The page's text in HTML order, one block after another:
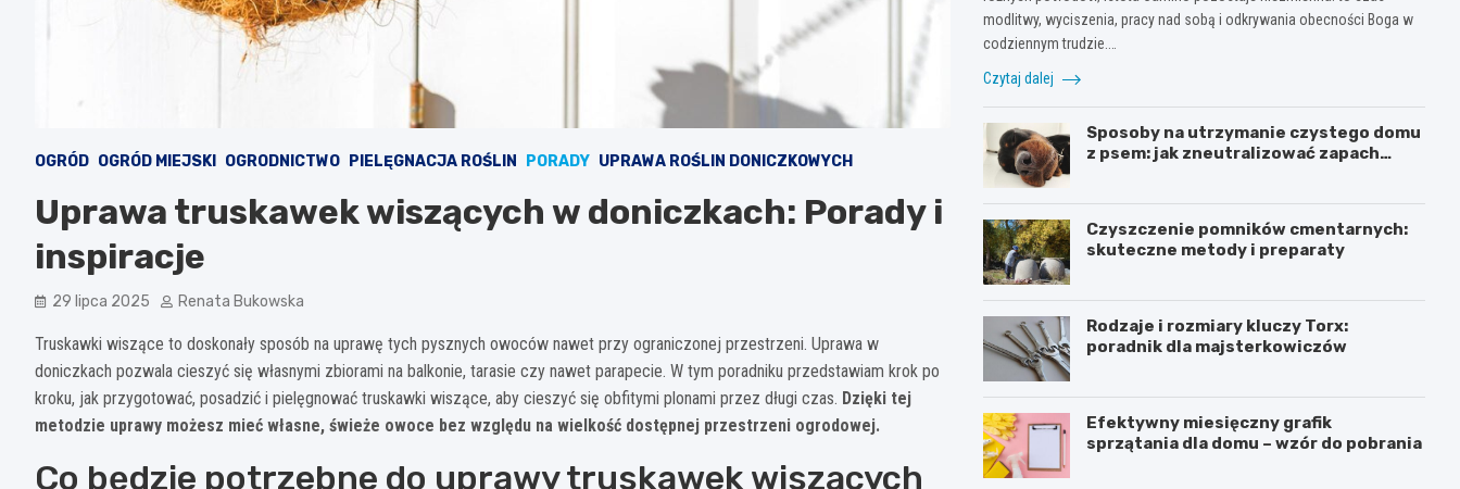
OGRÓD OGRÓD MIEJSKI OGRODNICTWO PIELĘGNACJA ROŚLIN PORADY UPRAWA ROŚLIN DONICZKOWYCH
Uprawa truskawek wiszących w doniczkach: Porady i
inspiracje
29 lipca 2025 Renata Bukowska
Truskawki wiszące to doskonały sposób na uprawę tych pysznych owoców nawet przy ograniczonej przestrzeni. Uprawa w
doniczkach pozwala cieszyć się własnymi zbiorami na balkonie, tarasie czy nawet parapecie. W tym poradniku przedstawiam krok po
kroku, jak przygotować, posadzić i pielęgnować truskawki wiszące, aby cieszyć się obfitymi plonami przez długi czas. Dzięki tej
metodzie uprawy możesz mieć własne, świeże owoce bez względu na wielkość dostępnej przestrzeni ogrodowej.
Co będzie potrzebne do uprawy truskawek wiszących
modlitwy, wyciszenia, pracy nad sobą i odkrywania obecności Boga w
codziennym trudzie.…
Czytaj dalej
Sposoby na utrzymanie czystego domu
z psem: jak zneutralizować zapach
Czyszczenie pomników cmentarnych:
skuteczne metody i preparaty
Rodzaje i rozmiary kluczy Torx:
poradnik dla majsterkowiczów
Efektywny miesięczny grafik
sprzątania dla domu – wzór do pobrania